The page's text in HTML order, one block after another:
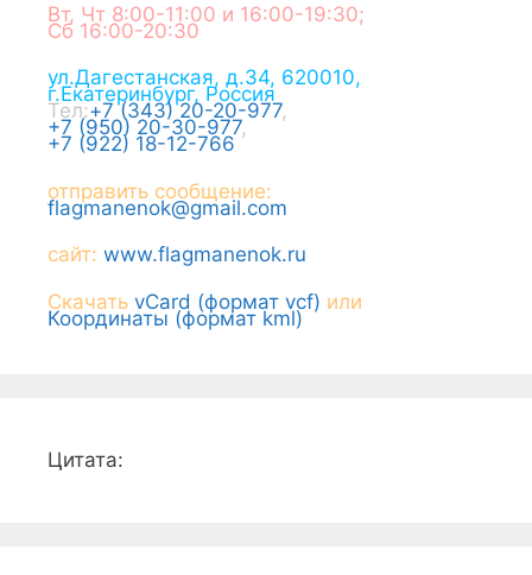
Вт, Чт 8:00-11:00 и 16:00-19:30;
Сб 16:00-20:30
ул.Дагестанская, д.34, 620010,
г.Екатеринбург, Россия
Тел:+7 (343) 20-20-977,
+7 (950) 20-30-977,
+7 (922) 18-12-766
отправить сообщение:
flagmanenok@gmail.com
сайт: www.flagmanenok.ru
Скачать vCard (формат vcf) или
Координаты (формат kml)
Цитата: